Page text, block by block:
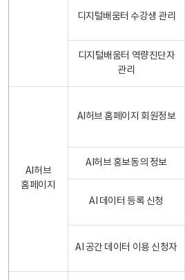
디지털배움터 수강생 관리
디지털배움터 역량진단자
관리
AI허브
홈페이지
AI허브 홈페이지 회원정보
AI허브 홍보동의 정보
AI 데이터 등록 신청
AI 공간 데이터 이용 신청자